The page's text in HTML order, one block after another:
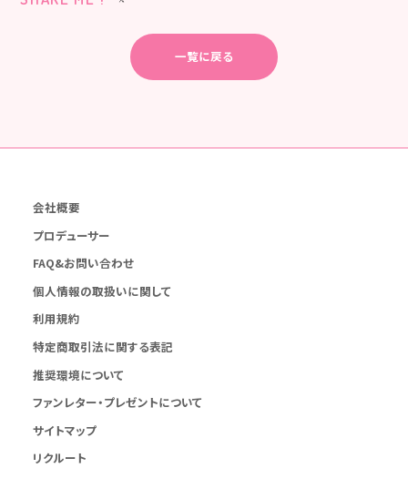
一覧に戻る
会社概要
プロデューサー
FAQ&お問い合わせ
個人情報の取扱いに関して
利用規約
特定商取引法に関する表記
推奨環境について
ファンレター・プレゼントについて
サイトマップ
リクルート